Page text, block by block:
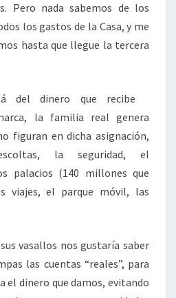
Pero nada sabemos de los
los gastos de la Casa, y me
hasta que llegue la tercera
del dinero que recibe
la familia real genera
figuran en dicha asignación,
la seguridad, el
palacios (140 millones que
viajes, el parque móvil, las
vasallos nos gustaría saber
las cuentas “reales”, para
el dinero que damos, evitando